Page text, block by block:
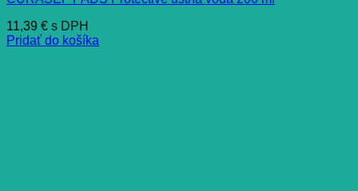
11,39 € s DPH
Pridať do košíka